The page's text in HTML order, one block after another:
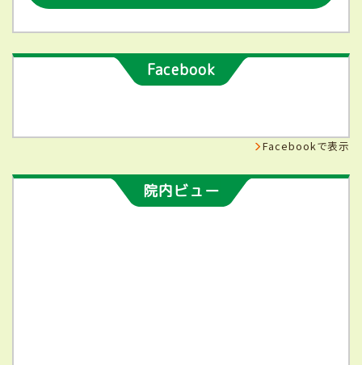
Facebook
Facebookで表示
院内ビュー